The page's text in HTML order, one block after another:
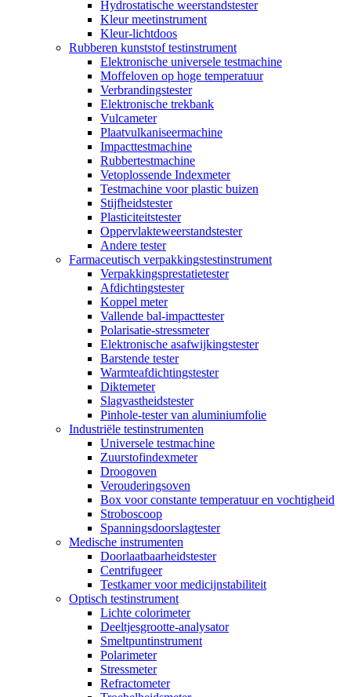
Hydrostatische weerstandstester
Kleur meetinstrument
Kleur-lichtdoos
Rubberen kunststof testinstrument
Elektronische universele testmachine
Moffeloven op hoge temperatuur
Verbrandingstester
Elektronische trekbank
Vulcameter
Plaatvulkaniseermachine
Impacttestmachine
Rubbertestmachine
Vetoplossende Indexmeter
Testmachine voor plastic buizen
Stijfheidstester
Plasticiteitstester
Oppervlakteweerstandstester
Andere tester
Farmaceutisch verpakkingstestinstrument
Verpakkingsprestatietester
Afdichtingstester
Koppel meter
Vallende bal-impacttester
Polarisatie-stressmeter
Elektronische asafwijkingstester
Barstende tester
Warmteafdichtingstester
Diktemeter
Slagvastheidstester
Pinhole-tester van aluminiumfolie
Industriële testinstrumenten
Universele testmachine
Zuurstofindexmeter
Droogoven
Verouderingsoven
Box voor constante temperatuur en vochtigheid
Stroboscoop
Spanningsdoorslagtester
Medische instrumenten
Doorlaatbaarheidstester
Centrifugeer
Testkamer voor medicijnstabiliteit
Optisch testinstrument
Lichte colorimeter
Deeltjesgrootte-analysator
Smeltpuntinstrument
Polarimeter
Stressmeter
Refractometer